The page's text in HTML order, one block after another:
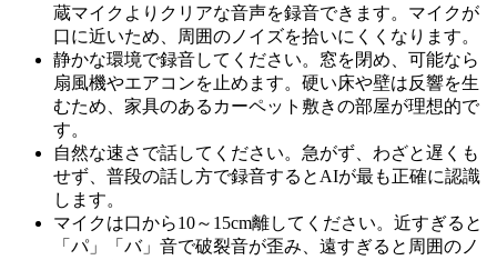
蔵マイクよりクリアな音声を録音できます。マイクが
口に近いため、周囲のノイズを拾いにくくなります。
静かな環境で録音してください。窓を閉め、可能なら
扇風機やエアコンを止めます。硬い床や壁は反響を生
むため、家具のあるカーペット敷きの部屋が理想的で
す。
自然な速さで話してください。急がず、わざと遅くも
せず、普段の話し方で録音するとAIが最も正確に認識
します。
マイクは口から10～15cm離してください。近すぎると
「パ」「バ」音で破裂音が歪み、遠すぎると周囲のノ